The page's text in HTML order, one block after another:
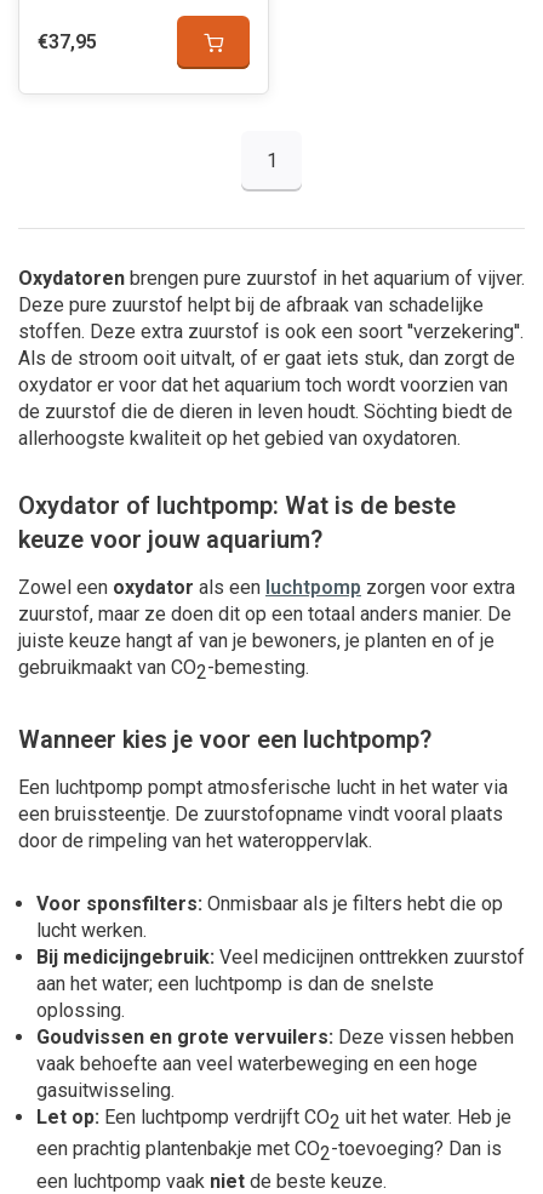
€37,95
1
Oxydatoren brengen pure zuurstof in het aquarium of vijver.
Deze pure zuurstof helpt bij de afbraak van schadelijke
stoffen. Deze extra zuurstof is ook een soort ''verzekering''.
Als de stroom ooit uitvalt, of er gaat iets stuk, dan zorgt de
oxydator er voor dat het aquarium toch wordt voorzien van
de zuurstof die de dieren in leven houdt. Söchting biedt de
allerhoogste kwaliteit op het gebied van oxydatoren.
Oxydator of luchtpomp: Wat is de beste
keuze voor jouw aquarium?
Zowel een oxydator als een luchtpomp zorgen voor extra
zuurstof, maar ze doen dit op een totaal anders manier. De
juiste keuze hangt af van je bewoners, je planten en of je
gebruikmaakt van CO2-bemesting.
Wanneer kies je voor een luchtpomp?
Een luchtpomp pompt atmosferische lucht in het water via
een bruissteentje. De zuurstofopname vindt vooral plaats
door de rimpeling van het wateroppervlak.
Voor sponsfilters: Onmisbaar als je filters hebt die op
lucht werken.
Bij medicijngebruik: Veel medicijnen onttrekken zuurstof
aan het water; een luchtpomp is dan de snelste
oplossing.
Goudvissen en grote vervuilers: Deze vissen hebben
vaak behoefte aan veel waterbeweging en een hoge
gasuitwisseling.
Let op: Een luchtpomp verdrijft CO2 uit het water. Heb je
een prachtig plantenbakje met CO2-toevoeging? Dan is
een luchtpomp vaak niet de beste keuze.